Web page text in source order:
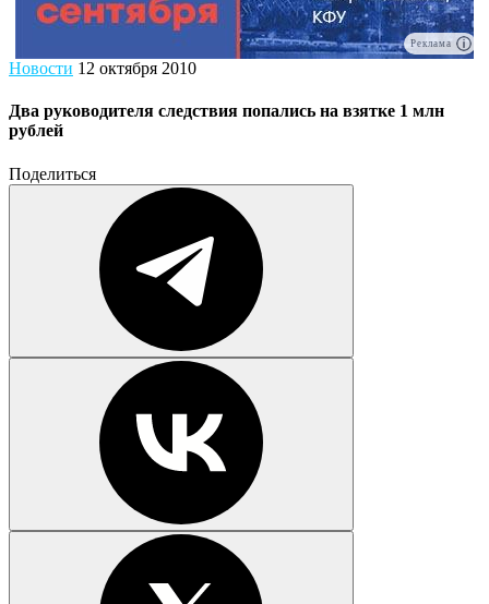
Реклама
Новости 12 октября 2010
Два руководителя следствия попались на взятке 1 млн
рублей
Поделиться